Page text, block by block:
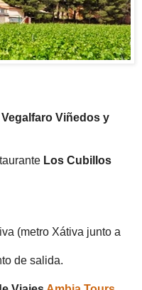
Vegalfaro Viñedos y
Los Cubillos
(metro Xátiva junto a
de salida.